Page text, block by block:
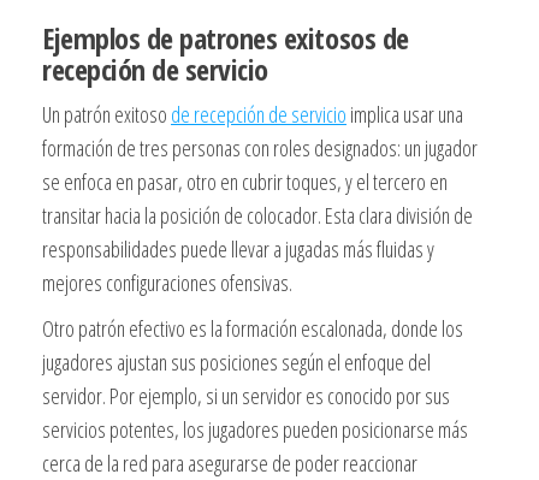
Ejemplos de patrones exitosos de
recepción de servicio
Un patrón exitoso de recepción de servicio implica usar una
formación de tres personas con roles designados: un jugador
se enfoca en pasar, otro en cubrir toques, y el tercero en
transitar hacia la posición de colocador. Esta clara división de
responsabilidades puede llevar a jugadas más fluidas y
mejores configuraciones ofensivas.
Otro patrón efectivo es la formación escalonada, donde los
jugadores ajustan sus posiciones según el enfoque del
servidor. Por ejemplo, si un servidor es conocido por sus
servicios potentes, los jugadores pueden posicionarse más
cerca de la red para asegurarse de poder reaccionar